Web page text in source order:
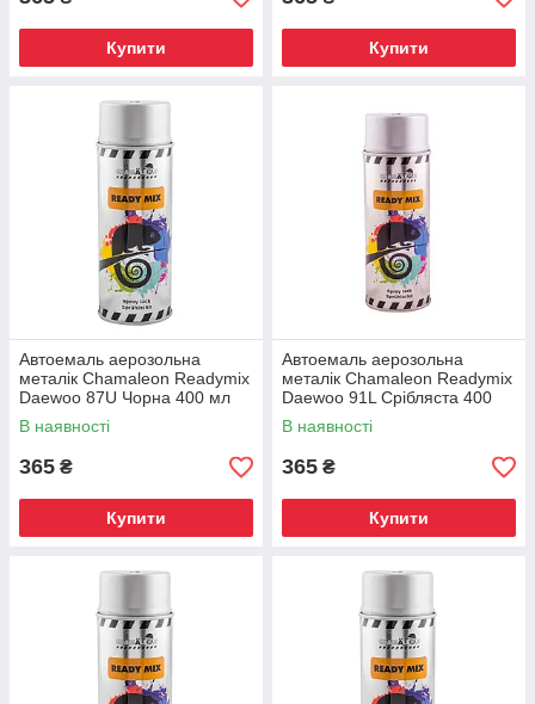
Купити Купити
Автоемаль аерозольна
металік Chamaleon Readymix
Daewoo 87U Чорна 400 мл
В наявності
365 ₴
Купити
Автоемаль аерозольна
металік Chamaleon Readymix
Daewoo 91L Срібляста 400
мл
В наявності
365 ₴
Купити